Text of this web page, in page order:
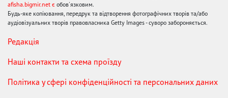
afisha.bigmir.net є обов'язковим.
Будь-яке копіювання, передрук та відтворення фотографічних творів та/або
аудіовізуальних творів правовласника Getty Images - суворо забороняється.
Редакція
Наші контакти та схема проїзду
Політика у сфері конфіденційності та персональних даних